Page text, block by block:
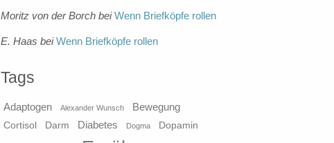
Moritz von der Borch beiWenn Briefköpfe rollen
E. Haas beiWenn Briefköpfe rollen
Tags
Adaptogen Alexander Wunsch Bewegung
Cortisol Darm Diabetes Dogma Dopamin